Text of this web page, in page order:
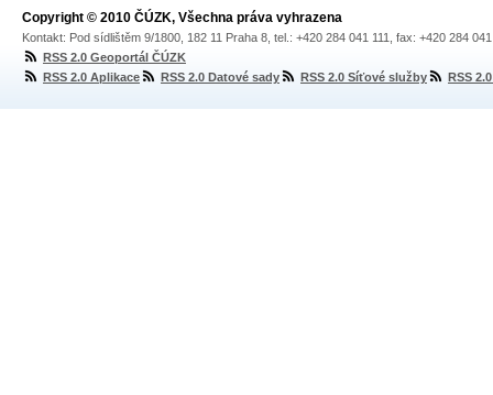
Copyright © 2010 ČÚZK, Všechna práva vyhrazena
Kontakt: Pod sídlištěm 9/1800, 182 11 Praha 8, tel.: +420 284 041 111, fax: +420 284
RSS 2.0 Geoportál ČÚZK
RSS 2.0 Aplikace
RSS 2.0 Datové sady RSS 2.0 Síťové služby RSS